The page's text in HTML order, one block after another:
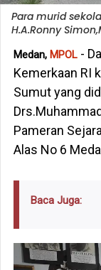
Para murid
H.A.Ronny
Medan, MPOL-
Kemerkaan RI
Sumut yang
Pameran
Alas No 6
Baca Juga: